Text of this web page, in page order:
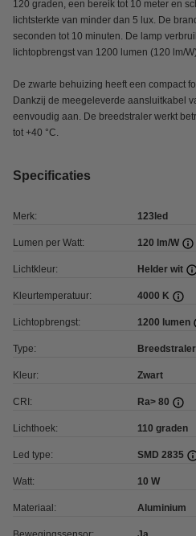
120 graden, een bereik tot 10 meter en
lichtsterkte van minder dan 5 lux. De
seconden tot 10 minuten. De lamp
lichtopbrengst van 1200 lumen (120 lm/
De zwarte behuizing heeft een compact
Dankzij de meegeleverde aansluitkabel
eenvoudig aan. De breedstraler werkt
tot +40 °C.
Specificaties
Merk: 123led
Lumen per Watt: 120 lm/W
Lichtkleur: Helder wit
Kleurtemperatuur: 4000 K
Lichtopbrengst: 1200 lumen
Type: Breedstraler
Kleur: Zwart
CRI: Ra> 80
Lichthoek: 110 graden
Led type: SMD 2835
Watt: 10 W
Materiaal: Aluminium